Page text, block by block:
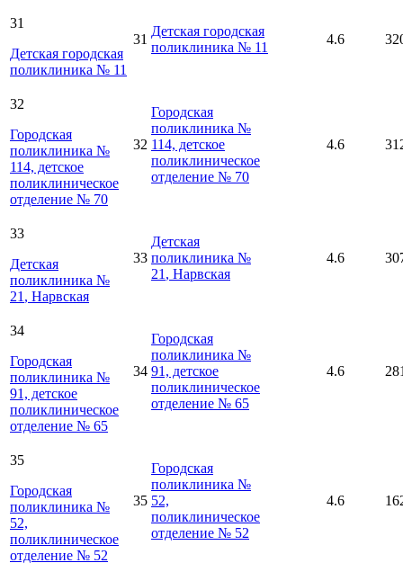
31
Детская городская
поликлиника № 11
31
Детская городская
поликлиника № 11
4.6
32
Городская
поликлиника №
114, детское
поликлиническое
отделение № 70
32
Городская
поликлиника №
114, детское
поликлиническое
отделение № 70
4.6
33
Детская
поликлиника №
21 , Нарвская
33
Детская
поликлиника №
21 , Нарвская
4.6
34
Городская
поликлиника №
91, детское
поликлиническое
отделение № 65
34
Городская
поликлиника №
91, детское
поликлиническое
отделение № 65
4.6
35
Городская
поликлиника №
52,
поликлиническое
отделение № 52
35
Городская
поликлиника №
52,
поликлиническое
отделение № 52
4.6